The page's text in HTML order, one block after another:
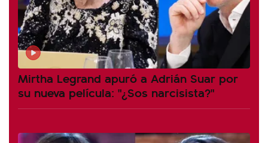
Mirtha Legrand apuró a Adrián Suar por
su nueva película: "¿Sos narcisista?"